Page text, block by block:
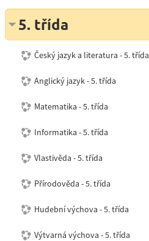
5. třída
Český jazyk a literatura - 5. třída
Anglický jazyk - 5. třída
Matematika - 5. třída
Informatika - 5. třída
Vlastivěda - 5. třída
Přírodověda - 5. třída
Hudební výchova - 5. třída
Výtvarná výchova - 5. třída